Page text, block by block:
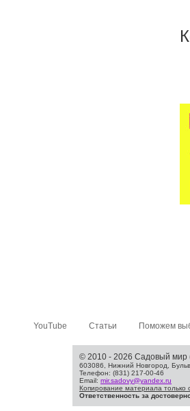
YouTube Статьи Поможем
© 2010 - 2026 Садовый
603086, Нижний Новгород,
Телефон: (831) 217-00-46
Email: mir.sadovy@yandex.ru
Копирование материала
Ответственность за